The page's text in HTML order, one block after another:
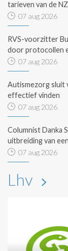
tarieven van de
07 aug 2026
RVS-voorzitter
door protocollen
07 aug 2026
Autismezorg sluit
effectief vinden
07 aug 2026
Columnist Danka
uitbreiding van
07 aug 2026
Lhv